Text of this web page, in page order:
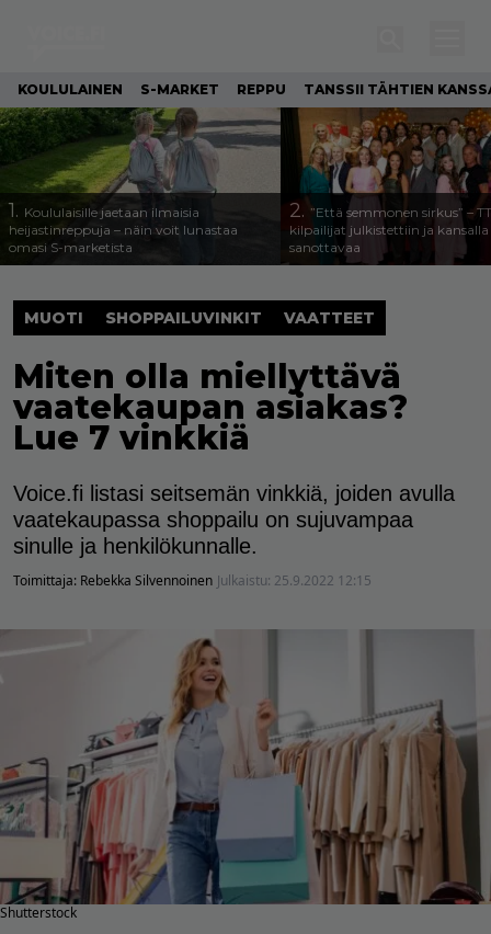
KOULULAINEN S-MARKET REPPU TANSSII TÄHTIEN
1. Koululaisille jaetaan ilmaisia
heijastinreppuja – näin voit lunastaa
omasi S-marketista
2. ”Että semmonen sirkus” –
kilpailijat julkistettiin ja
sanottavaa
MUOTI SHOPPAILUVINKIT VAATTEET
Miten olla miellyttävä
vaatekaupan asiakas?
Lue 7 vinkkiä
Voice.fi listasi seitsemän vinkkiä, joiden avulla
vaatekaupassa shoppailu on sujuvampaa
sinulle ja henkilökunnalle.
Toimittaja: Rebekka Silvennoinen Julkaistu: 25.9.2022 12:15
Shutterstock